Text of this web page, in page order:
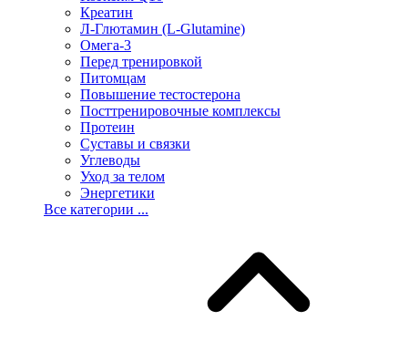
Креатин
Л-Глютамин (L-Glutamine)
Омега-3
Перед тренировкой
Питомцам
Повышение тестостерона
Посттренировочные комплексы
Протеин
Суставы и связки
Углеводы
Уход за телом
Энергетики
Все категории ...